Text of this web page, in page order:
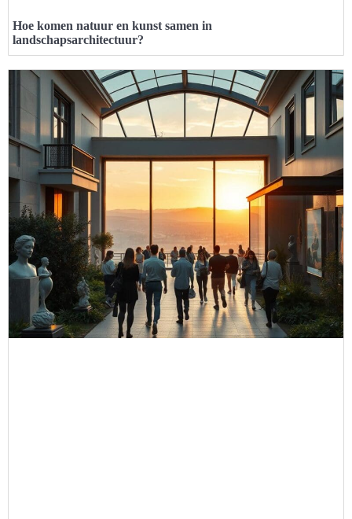
Hoe komen natuur en kunst samen in
landschapsarchitectuur?